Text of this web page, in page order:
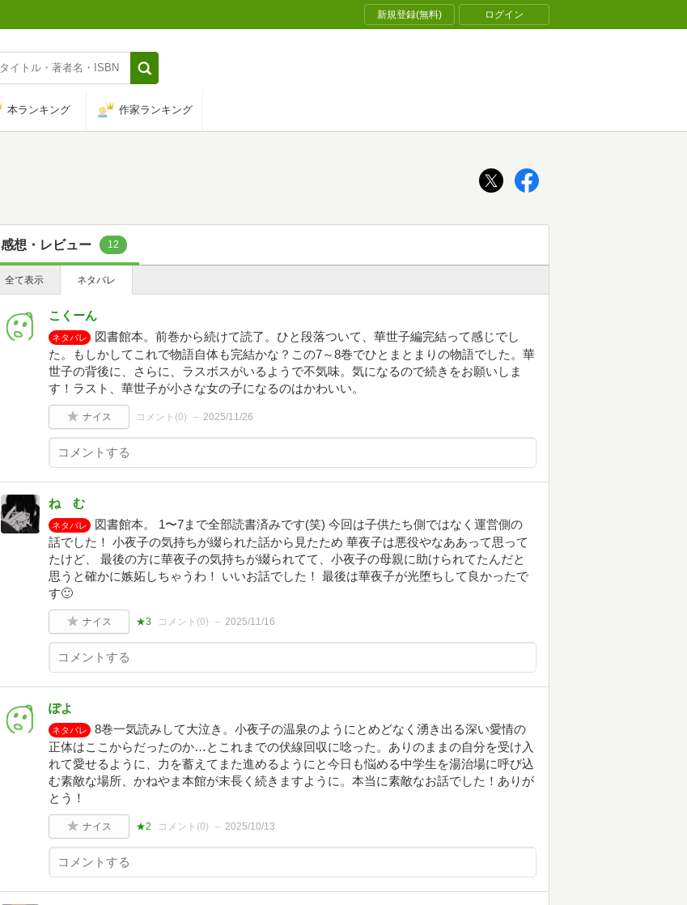
新規登録(無料) ログイン
本ランキング 作家ランキング
感想・レビュー 12
全て表示 ネタバレ
こくーん
ネタバレ
図書館本。前巻から続けて読了。ひと段落ついて、華世子編完結って感じでし
た。もしかしてこれで物語自体も完結かな？この7～8巻でひとまとまりの物語でした。華
世子の背後に、さらに、ラスボスがいるようで不気味。気になるので続きをお願いしま
す！ラスト、華世子が小さな女の子になるのはかわいい。
ナイス コメント(0) 2025/11/26
ね む
ネタバレ
図書館本。 1〜7まで全部読書済みです(笑) 今回は子供たち側ではなく運営側の
話でした！ 小夜子の気持ちが綴られた話から見たため 華夜子は悪役やなああって思って
たけど、 最後の方に華夜子の気持ちが綴られてて、小夜子の母親に助けられてたんだと
思うと確かに嫉妬しちゃうわ！ いいお話でした！ 最後は華夜子が光堕ちして良かったで
す🙂
ナイス ★3 コメント(0) 2025/11/16
ぽよ
ネタバレ
8巻一気読みして大泣き。小夜子の温泉のようにとめどなく湧き出る深い愛情の
正体はここからだったのか…とこれまでの伏線回収に唸った。ありのままの自分を受け入
れて愛せるように、力を蓄えてまた進めるようにと今日も悩める中学生を湯治場に呼び込
む素敵な場所、かねやま本館が末長く続きますように。本当に素敵なお話でした！ありが
とう！
ナイス ★2 コメント(0) 2025/10/13